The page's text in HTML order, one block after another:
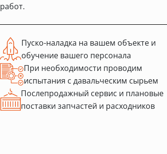
работ.
Пуско-наладка на вашем объекте и
обучение вашего персонала
При необходимости проводим
испытания с давальческим сырьем
Послепродажный сервис и плановые
поставки запчастей и расходников